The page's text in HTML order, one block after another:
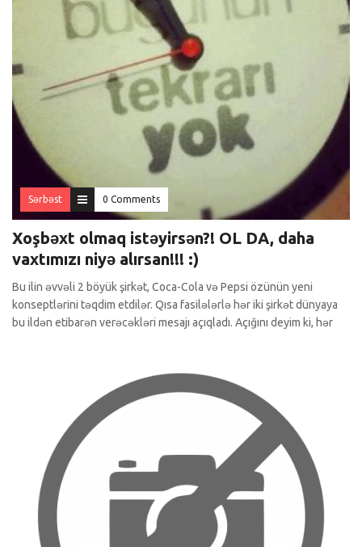
Sərbəst 0 Comments
Xoşbəxt olmaq istəyirsən?! OL DA, daha
vaxtımızı niyə alırsan!!! :)
Bu ilin əvvəli 2 böyük şirkət, Coca-Cola və Pepsi özünün yeni
konseptlərini təqdim etdilər. Qısa fasilələrlə hər iki şirkət dünyaya
bu ildən etibarən verəcəkləri mesajı açıqladı. Açığını deyim ki, hər